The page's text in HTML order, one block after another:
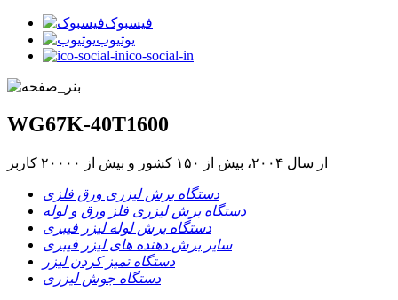
فیسبوک
یوتیوب
ico-social-in
WG67K-40T1600
از سال ۲۰۰۴، بیش از ۱۵۰ کشور و بیش از ۲۰۰۰۰ کاربر
دستگاه برش لیزری ورق فلزی
دستگاه برش لیزری فلز ورق و لوله
دستگاه برش لوله لیزر فیبری
سایر برش دهنده های لیزر فیبری
دستگاه تمیز کردن لیزر
دستگاه جوش لیزری